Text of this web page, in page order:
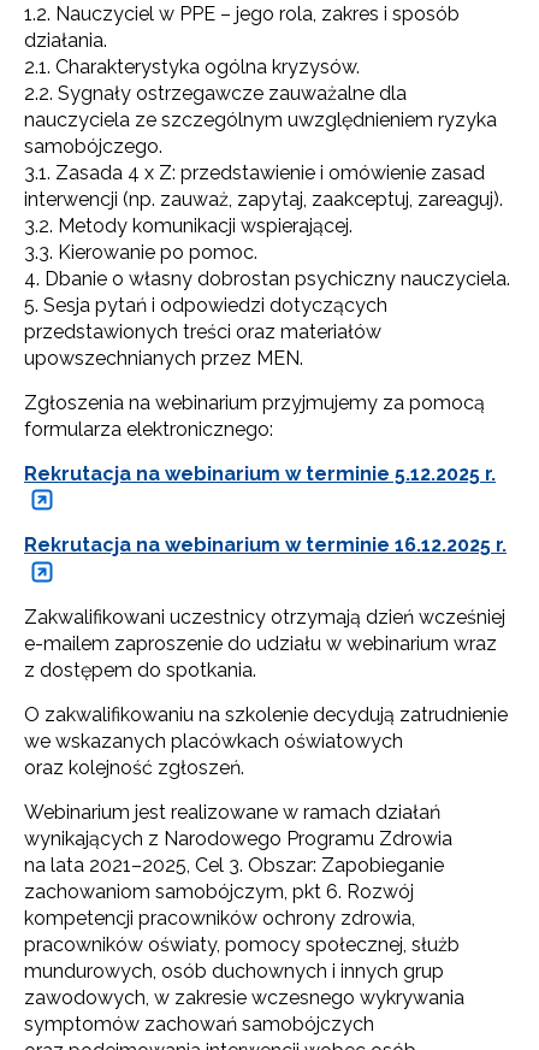
1.2. Nauczyciel w PPE – jego rola, zakres i sposób
działania.
2.1. Charakterystyka ogólna kryzysów.
2.2. Sygnały ostrzegawcze zauważalne dla
nauczyciela ze szczególnym uwzględnieniem ryzyka
samobójczego.
3.1. Zasada 4 x Z: przedstawienie i omówienie zasad
interwencji (np. zauważ, zapytaj, zaakceptuj, zareaguj).
3.2. Metody komunikacji wspierającej.
3.3. Kierowanie po pomoc.
4. Dbanie o własny dobrostan psychiczny nauczyciela.
5. Sesja pytań i odpowiedzi dotyczących
przedstawionych treści oraz materiałów
upowszechnianych przez MEN.
Zgłoszenia na webinarium przyjmujemy za pomocą
formularza elektronicznego:
Rekrutacja na webinarium w terminie 5.12.2025 r.
Rekrutacja na webinarium w terminie 16.12.2025 r.
Zakwalifikowani uczestnicy otrzymają dzień wcześniej
e-mailem zaproszenie do udziału w webinarium wraz
z dostępem do spotkania.
O zakwalifikowaniu na szkolenie decydują zatrudnienie
we wskazanych placówkach oświatowych
oraz kolejność zgłoszeń.
Webinarium jest realizowane w ramach działań
wynikających z Narodowego Programu Zdrowia
na lata 2021–2025, Cel 3. Obszar: Zapobieganie
zachowaniom samobójczym, pkt 6. Rozwój
kompetencji pracowników ochrony zdrowia,
pracowników oświaty, pomocy społecznej, służb
mundurowych, osób duchownych i innych grup
zawodowych, w zakresie wczesnego wykrywania
symptomów zachowań samobójczych
Newsletter ORE